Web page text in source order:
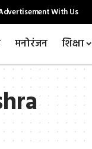
With Us
मनोरंजन शिक्षा